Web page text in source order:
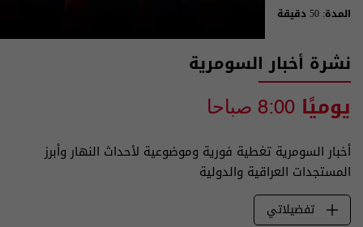
المدة: 50 دقيقة
نشرة أخبار السومرية
يوميًا 8:00 صباحا
أخبار السومرية تغطية فورية وموضوعية لأحداث النهار وأبرز
المستجدات العراقية والدولية
تفضيلاتي